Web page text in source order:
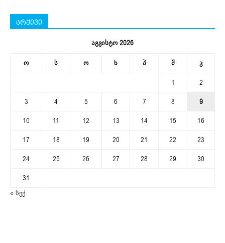
არქივი
აგვისტო 2026
ო ს ო ხ პ შ კ
1
2
3
4 5 6 7 8
9
10
11 12 13 14 15
16
17
18 19 20 21 22
23
24
25 26 27 28 29
30
31
« სექ